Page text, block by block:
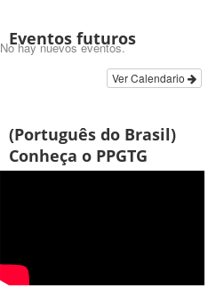
Eventos futuros
No hay nuevos eventos.
Ver Calendario
(Português do Brasil)
Conheça o PPGTG